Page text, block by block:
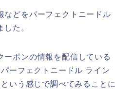
などをパーフェクトニードル
た。
ポンの情報を配信している
ーフェクトニードル ライン
いう感じで調べてみることに